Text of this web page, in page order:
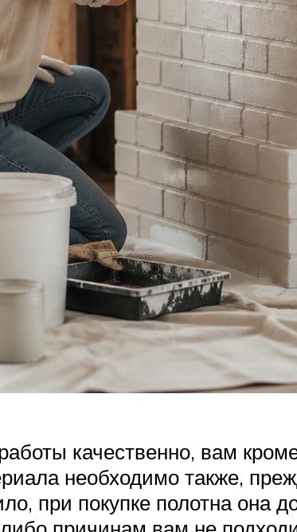
качественно, вам
необходимо также,
при покупке полотна